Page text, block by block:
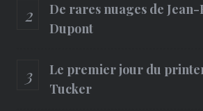
De rares nuages de
Dupont
Le premier jour du
Tucker